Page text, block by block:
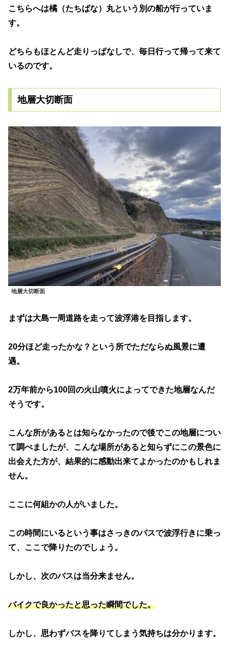
こちらへは橘（たちばな）丸という別の船が行っていま
す。
どちらもほとんど走りっぱなしで、毎日行って帰って来て
いるのです。
地層大切断面
地層大切断面
まずは大島一周道路を走って波浮港を目指します。
20分ほど走ったかな？という所でただならぬ風景に遭
遇。
2万年前から100回の火山噴火によってできた地層なんだ
そうです。
こんな所があるとは知らなかったので後でこの地層につい
て調べましたが、こんな場所があると知らずにこの景色に
出会えた方が、結果的に感動出来てよかったのかもしれま
せん。
ここに何組かの人がいました。
この時間にいるという事はさっきのバスで波浮行きに乗っ
て、ここで降りたのでしょう。
しかし、次のバスは当分来ません。
バイクで良かったと思った瞬間でした。
しかし、思わずバスを降りてしまう気持ちは分かります。